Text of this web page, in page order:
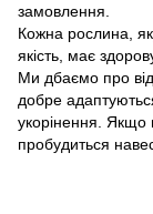
замовлення.
Кожна рослина,
якість, має
Ми дбаємо про
добре
укорінення. Якщо
пробудиться